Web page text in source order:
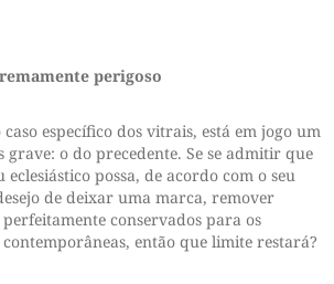
perigoso
específico dos vitrais, está em jogo um
o do precedente. Se se admitir que
possa, de acordo com o seu
de deixar uma marca, remover
conservados para os
então que limite restará?